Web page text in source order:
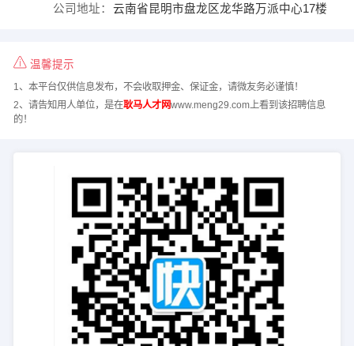
公司地址： 云南省昆明市盘龙区龙华路万派中心17楼
温馨提示
1、本平台仅供信息发布，不会收取押金、保证金，请微友务必谨慎！
2、请告知用人单位，是在耿马人才网www.meng29.com上看到该招聘信息
的！